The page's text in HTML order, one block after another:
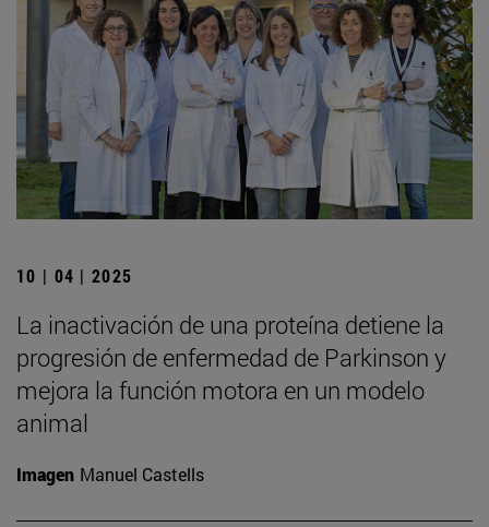
10 | 04 | 2025
La inactivación de una proteína detiene la
progresión de enfermedad de Parkinson y
mejora la función motora en un modelo
animal
Imagen Manuel Castells